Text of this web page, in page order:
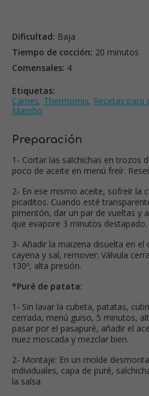
Dificultad: Baja
Tiempo de cocción: 20 minutos
Comensales: 4
Etiquetas:
Carnes, Thermomix, Recetas para
Mambo
Preparación
1- Cortar las salchichas en trozos
poco de aceite en menú freír.
2- En ese mismo aceite, sofreír la
picaditos. Cuando esté
pimentón, dar un par de vueltas y
que evapore 3 minutos destapado.
3- Añadir la maizena disuelta en
cayena y sal, remover: Válvula
130º, alta presión.
*Puré de patata:
1- Sin lavar la cubeta, patatas,
cerrada, menú guiso, 5 minutos,
pasar por el pasapuré, añadir el
nuez moscada y mezclar bien.
2- Montaje: En un molde
individuales, capa de puré,
la salsa.